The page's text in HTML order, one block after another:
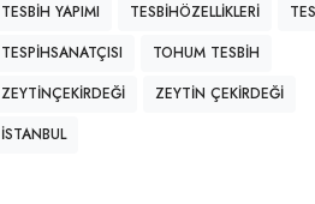
TESBIH YAPIMI
TESBIHÖZELLIKLERI
TESPIHSANATÇISI
TOHUM TESBIH
ZEYTINÇEKIRDEĞI
ZEYTIN ÇEKIRDEĞI
İSTANBUL